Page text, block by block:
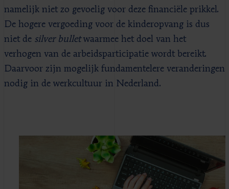
namelijk niet zo gevoelig voor deze financiële prikkel.
De hogere vergoeding voor de kinderopvang is dus
niet de silver bulletwaarmee het doel van het
verhogen van de arbeidsparticipatie wordt bereikt.
Daarvoor zijn mogelijk fundamentelere veranderingen
nodig in de werkcultuur in Nederland.